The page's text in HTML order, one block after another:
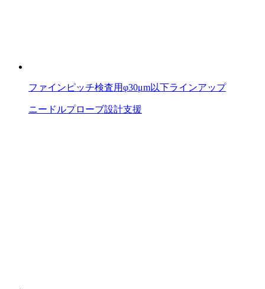
ファインピッチ検査用φ30μm以下ラインアップ
ニードルプローブ設計支援